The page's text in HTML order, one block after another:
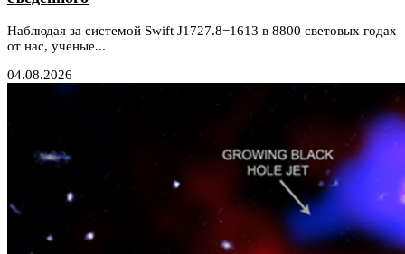
Наблюдая за системой Swift J1727.8−1613 в 8800 световых годах
от нас, ученые...
04.08.2026